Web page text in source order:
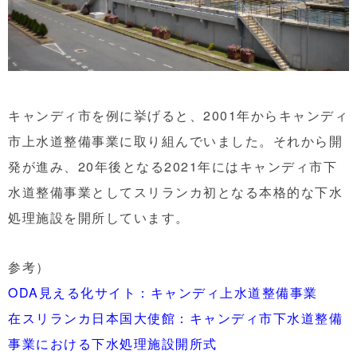
キャンディ市を例に挙げると、2001年からキャンディ
市上水道整備事業に取り組んでいました。それから開
発が進み、20年後となる2021年にはキャンディ市下
水道整備事業としてスリランカ初となる本格的な下水
処理施設を開所しています。
参考）
ODA見える化サイト：キャンディ上水道整備事業
在スリランカ日本国大使館：キャンディ市下水道整備
事業における下水処理施設開所式